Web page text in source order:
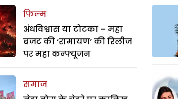
फिल्म
अंधविश्वास या टोटका – महा
बजट की ‘रामायण’ की रिलीज
पर महा कन्फ्यूजन
समाज